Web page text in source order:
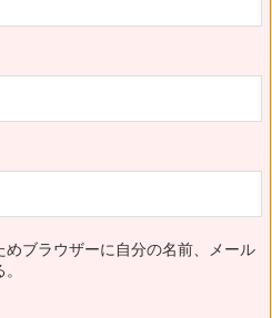
ブラウザーに自分の名前、メール